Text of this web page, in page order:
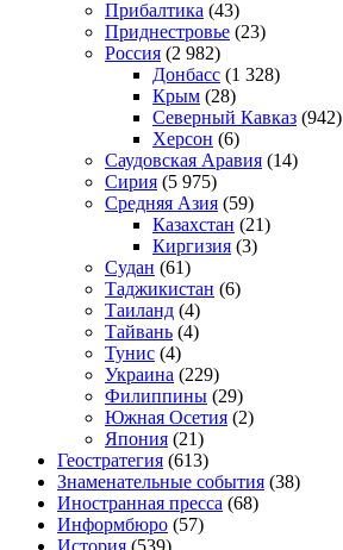
Прибалтика (43)
Приднестровье (23)
Россия (2 982)
Донбасс (1 328)
Крым (28)
Северный Кавказ (942)
Херсон (6)
Саудовская Аравия (14)
Сирия (5 975)
Средняя Азия (59)
Казахстан (21)
Киргизия (3)
Судан (61)
Таджикистан (6)
Таиланд (4)
Тайвань (4)
Тунис (4)
Украина (229)
Филиппины (29)
Южная Осетия (2)
Япония (21)
Геостратегия (613)
Знаменательные события (38)
Иностранная пресса (68)
Информбюро (57)